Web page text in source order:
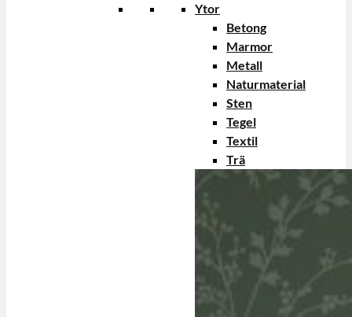
Ytor
Betong
Marmor
Metall
Naturmaterial
Sten
Tegel
Textil
Trä